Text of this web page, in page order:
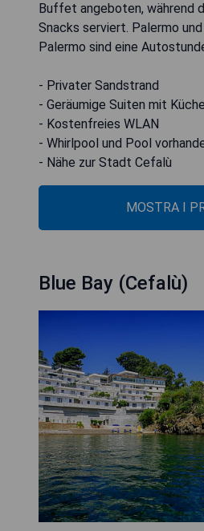
Buffet angeboten, während
Snacks serviert. Palermo
Palermo sind eine
- Privater Sandstrand
- Geräumige Suiten mit
- Kostenfreies WLAN
- Whirlpool und Pool
- Nähe zur Stadt Cefalù
MOSTRA I
Blue Bay (Cefalù)